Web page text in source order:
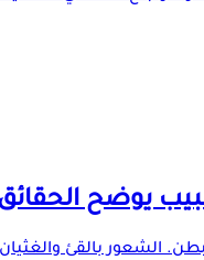
الشعور بالقئ